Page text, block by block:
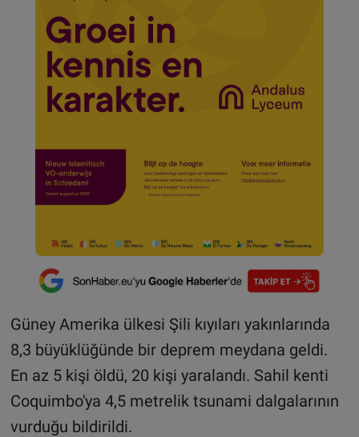
Güney Amerika ülkesi Şili kıyıları yakınlarında
8,3 büyüklüğünde bir deprem meydana geldi.
En az 5 kişi öldü, 20 kişi yaralandı. Sahil kenti
Coquimbo'ya 4,5 metrelik tsunami dalgalarının
vurduğu bildirildi.